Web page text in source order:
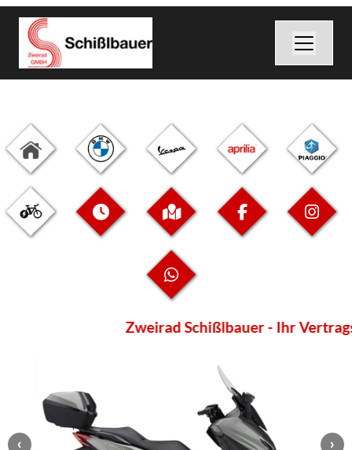
Zweirad Schißlbauer - Ihr